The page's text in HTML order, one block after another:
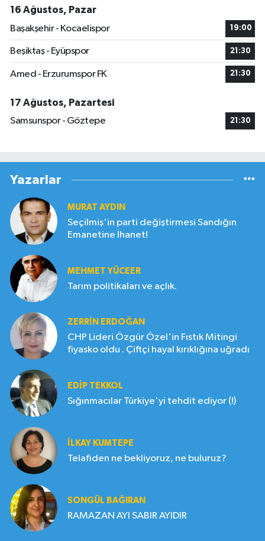
16 Ağustos, Pazar
Başakşehir - Kocaelispor
19:00
Beşiktaş - Eyüpspor 21:30
Amed - Erzurumspor FK 21:30
17 Ağustos, Pazartesi
Samsunspor - Göztepe
21:30
Yazarlar
MURAT AYDIN
Seçilmiş'in parti değiştirmesi Sandığın
Emanetine İhanet!
MEHMET YÜCEER
Tarım politikaları ve açlık.
ZERRIN ERDOĞAN
CHP Lideri Özgür Özel'in Fıstık Mitingi
fiyasko oldu . Çiftçi hayal kırıklığına uğradı
EDIP TEKKOL
Sığınmacılar Türkiye'yi tehdit ediyor (!)
İLKAY KUMTEPE
Telafiden ne bekliyoruz, ne buluruz?
SONGÜL BAĞIRAN
RAMAZAN AYI SABIR AYIDIR